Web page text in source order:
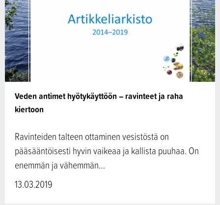
Veden antimet hyötykäyttöön – ravinteet ja raha
kiertoon
Ravinteiden talteen ottaminen vesistöstä on
pääsääntöisesti hyvin vaikeaa ja kallista puuhaa. On
enemmän ja vähemmän…
13.03.2019